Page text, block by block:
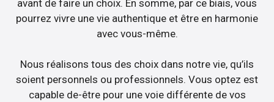
avant de faire un choix. En somme, par ce biais, vous
pourrez vivre une vie authentique et être en harmonie
avec vous-même.
Nous réalisons tous des choix dans notre vie, qu’ils
soient personnels ou professionnels. Vous optez est
capable de-être pour une voie différente de vos